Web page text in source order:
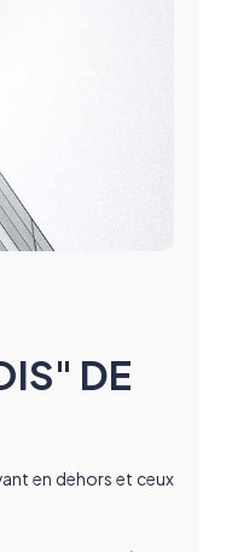
DE
en dehors et ceux